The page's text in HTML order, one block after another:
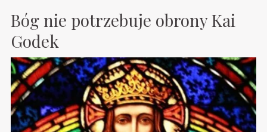
Bóg nie potrzebuje obrony Kai
Godek